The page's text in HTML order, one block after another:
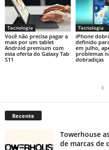
Tecnologia
Você não precisa pagar a
mais por um tablet
Android premium com
esta oferta do Galaxy Tab
S11
Tecnologia
iPhone
definido
em julho,
problemas
dobradiças
Recente
Towerhouse
de marcas de